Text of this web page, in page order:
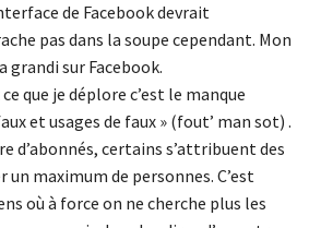
de Facebook devrait
pas dans la soupe cependant. Mon
grandi sur Facebook.
que je déplore c’est le manque
et usages de faux » (fout’ man sot) .
d’abonnés, certains s’attribuent des
maximum de personnes. C’est
où à force on ne cherche plus les